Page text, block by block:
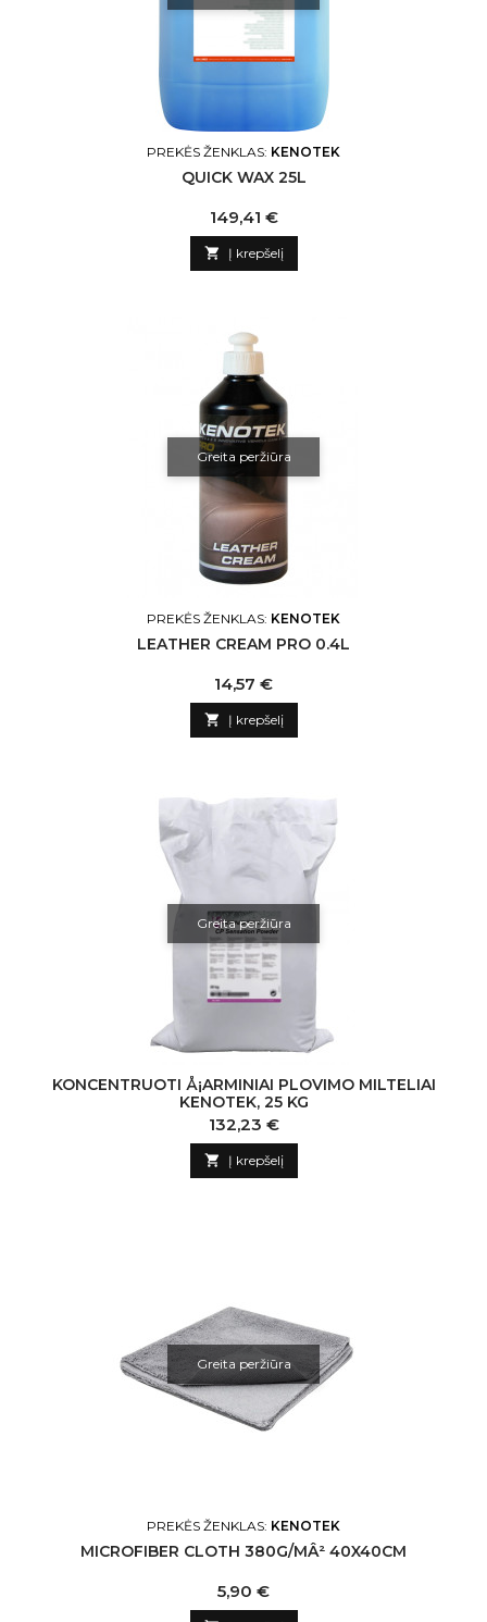
PREKĖS ŽENKLAS: KENOTEK
QUICK WAX 25L
Kaina
149,41 €
 Į krepšelį
Greita peržiūra
PREKĖS ŽENKLAS: KENOTEK
LEATHER CREAM PRO 0.4L
Kaina
14,57 €
 Į krepšelį
Greita peržiūra
KONCENTRUOTI Å¡ARMINIAI PLOVIMO MILTELIAI
KENOTEK, 25 KG
Kaina
132,23 €
 Į krepšelį
Greita peržiūra
PREKĖS ŽENKLAS: KENOTEK
MICROFIBER CLOTH 380G/MÂ² 40X40CM
Kaina
5,90 €